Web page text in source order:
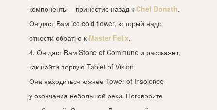
компоненты – принестие назад к Chef Donath.
Он даст Вам ice cold flower, который надо
отнести обратно к Master Felix.
4. Он даст Вам Stone of Commune и расскажет,
как найти первую Tablet of Vision.
Она находиться южнее Tower of Insolence
у окончания небольшой реки. Поговорите